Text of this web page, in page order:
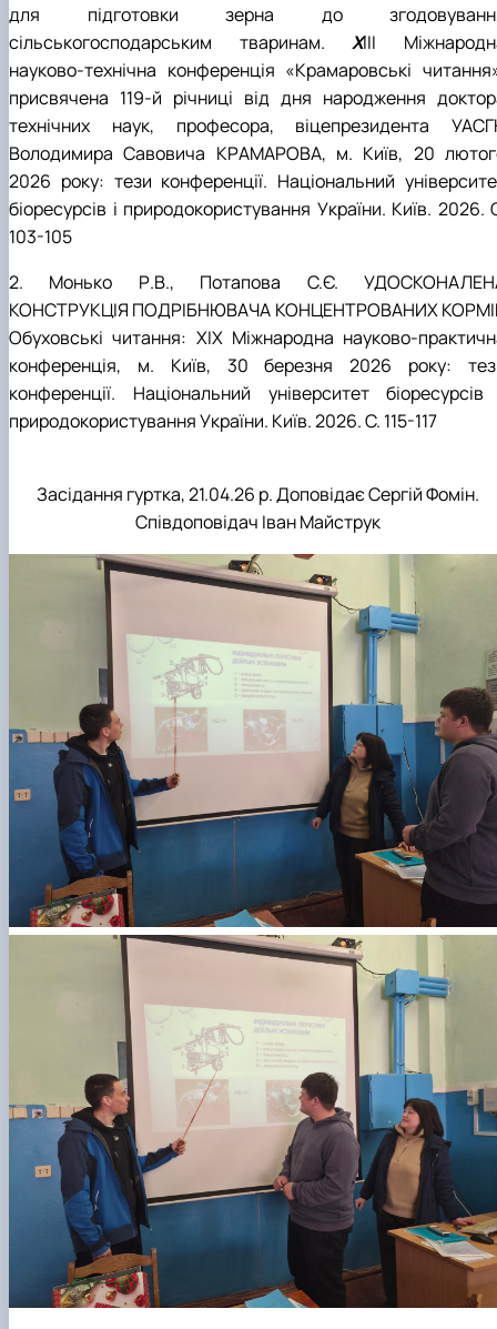
для підготовки зерна до
сільськогосподарським тваринам.XIII
науково-технічна конференція «Крамаровські
присвячена 119-й річниці від дня народження
технічних наук, професора, віцепрезидента
Володимира Савовича КРАМАРОВА, м. Київ, 20
2026 року: тези конференції. Національний
біоресурсів і природокористування України. Київ. 2026.
103-105
2. Монько Р.В., Потапова С.Є.
КОНСТРУКЦІЯ ПОДРІБНЮВАЧА КОНЦЕНТРОВАНИХ
Обуховські читання: XIX Міжнародна науково-
конференція, м. Київ, 30 березня 2026 року:
конференції. Національний університет біоресурсів
природокористування України. Київ. 2026. С. 115-117
Засідання гуртка, 21.04.26 р. Доповідає Сергій Фомін.
Співдоповідач Іван Майструк